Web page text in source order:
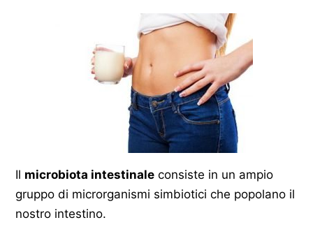
Il microbiota intestinale consiste in un ampio
gruppo di microrganismi simbiotici che popolano il
nostro intestino.